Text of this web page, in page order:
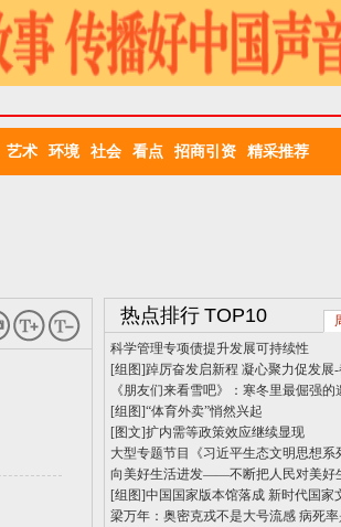
艺术 环境 社会 看点 招商引资 精采推荐
热点排行 TOP10
科学管理专项债提升发展可持续性
[组图]踔厉奋发启新程 凝心聚力促发展
《朋友们来看雪吧》：寒冬里最倔强的
[组图]“体育外卖”悄然兴起
[图文]扩内需等政策效应继续显现
大型专题节目《习近平生态文明思想系
向美好生活进发——不断把人民对美好
[组图]中国国家版本馆落成 新时代国家
梁万年：奥密克戎不是大号流感 病死